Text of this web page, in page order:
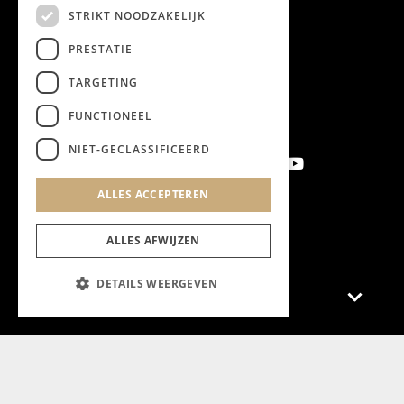
Aanmelden nieuwsbrief
STRIKT NOODZAKELIJK
PRESTATIE
TARGETING
FUNCTIONEEL
NIET-GECLASSIFICEERD
ALLES ACCEPTEREN
ALLES AFWIJZEN
DETAILS WEERGEVEN